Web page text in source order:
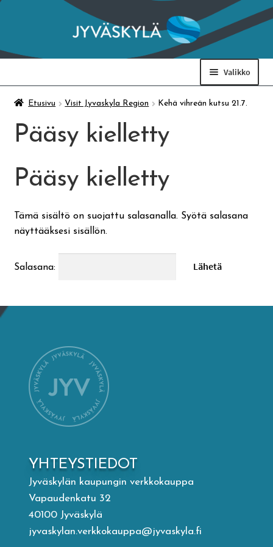
Siirry
navigointiin
Siirry
sisältöön
Valikko
Taidemuseo & Ratamo
Suomen käsityön museo
Skeittihalli
Varhaiskasvatus
Ateria- ja välipalamaksut
Kirjasto
Visit Jyvaskyla Region
Lasten Lysti & LystiKylä-festivaali
Ohje
Etusivu Visit Jyvaskyla Region Kehä vihreän kutsu 21.7.
Pääsy kielletty
Pääsy kielletty
Tämä sisältö on suojattu salasanalla. Syötä salasana
näyttääksesi sisällön.
Salasana:
YHTEYSTIEDOT
Jyväskylän kaupungin verkkokauppa
Vapaudenkatu 32
40100 Jyväskylä
jyvaskylan.verkkokauppa@jyvaskyla.fi